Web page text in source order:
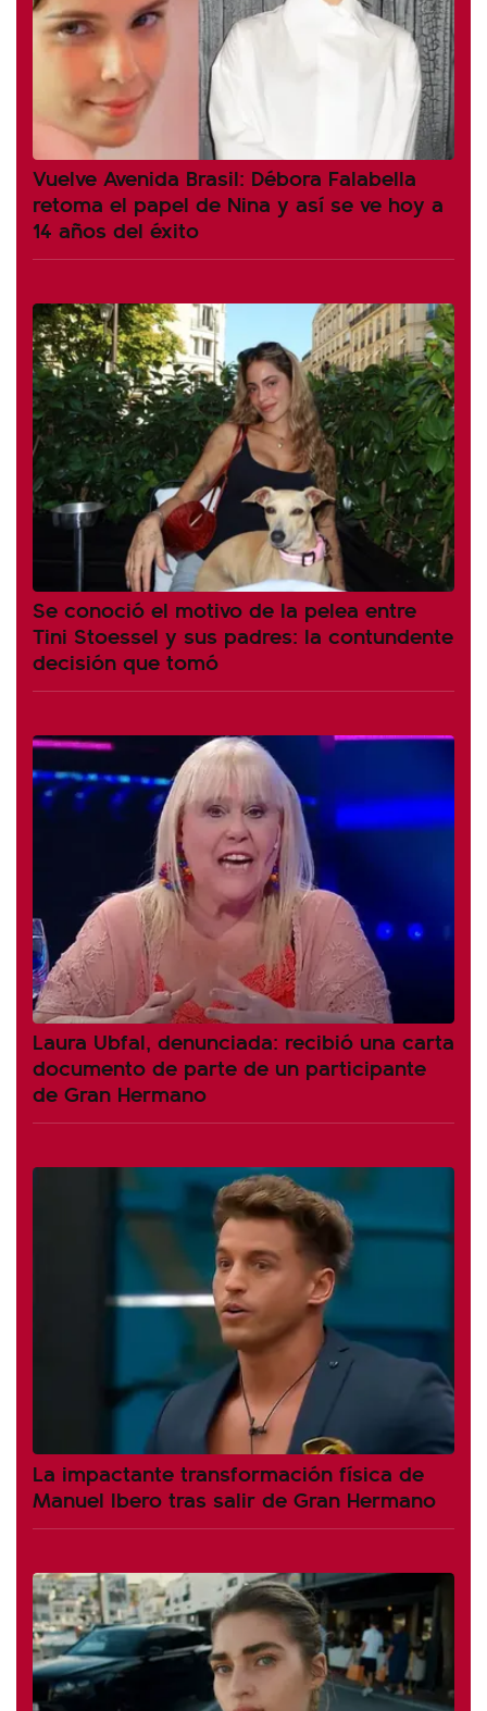
Vuelve Avenida Brasil: Débora Falabella
retoma el papel de Nina y así se ve hoy a
14 años del éxito
Se conoció el motivo de la pelea entre
Tini Stoessel y sus padres: la contundente
decisión que tomó
Laura Ubfal, denunciada: recibió una carta
documento de parte de un participante
de Gran Hermano
La impactante transformación física de
Manuel Ibero tras salir de Gran Hermano